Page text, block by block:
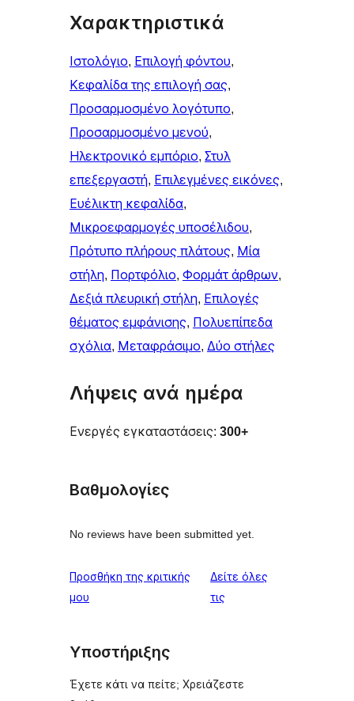
Χαρακτηριστικά
Ιστολόγιο, Επιλογή φόντου
Κεφαλίδα της επιλογή σας
Προσαρμοσμένο λογότυπο
Προσαρμοσμένο μενού
Ηλεκτρονικό εμπόριο, Στυλ
επεξεργαστή, Επιλεγμένες εικόνες
Ευέλικτη κεφαλίδα
Μικροεφαρμογές υποσέλιδου
Πρότυπο πλήρους πλάτους, Μία
στήλη, Πορτφόλιο, Φορμάτ άρθρων
Δεξιά πλευρική στήλη, Επιλογές
θέματος εμφάνισης, Πολυεπίπεδα
σχόλια, Μεταφράσιμο, Δύο στήλες
Λήψεις ανά ημέρα
Ενεργές εγκαταστάσεις: 300+
Βαθμολογίες
No reviews have been submitted yet.
Προσθήκη της κριτικής
μου
Δείτε όλες
τις
Υποστήριξης
Έχετε κάτι να πείτε; Χρειάζεστε